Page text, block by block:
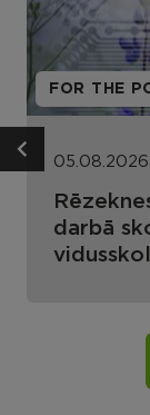
FOR THE
05.08.2026
darbā